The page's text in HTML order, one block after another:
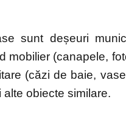
sunt deșeuri
mobilier (canapele,
(căzi de baie,
obiecte similare.